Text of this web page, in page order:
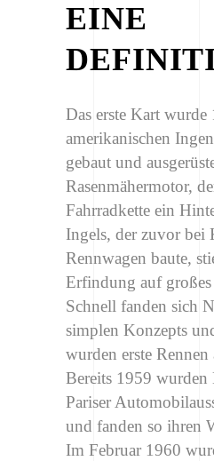
EINE
Das erste Kart
amerikanischen
gebaut und
Rasenmähermotor,
Fahrradkette ein
Ingels, der zuvor bei
Rennwagen baute,
Erfindung auf großes
Schnell fanden sich
simplen Konzepts
wurden erste Rennen
Bereits 1959 wurden
Pariser
und fanden so ihren
Im Februar 1960